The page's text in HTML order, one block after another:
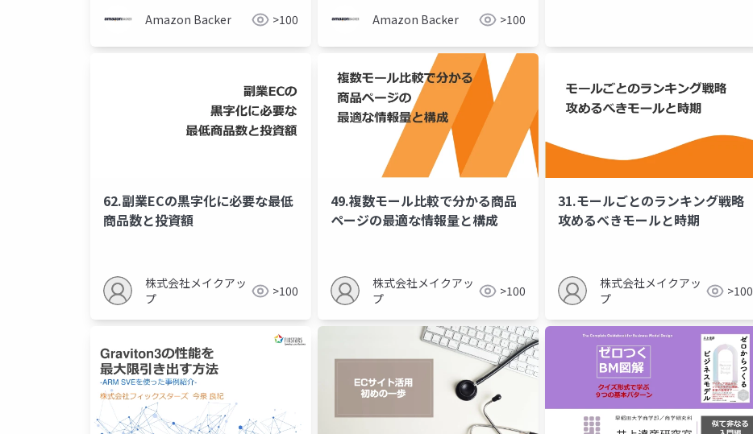
Amazon Backer >100 Amazon Backer >100
62.副業ECの黒字化に必要な最低
商品数と投資額
株式会社メイクアッ
プ
>100
49.複数モール比較で分かる商品
ページの最適な情報量と構成
株式会社メイクアッ
プ
>100
31.モールごとのランキング戦略
攻めるべきモールと時期
株式会社メイクアッ
プ
>100